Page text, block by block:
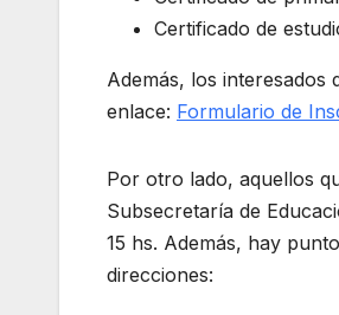
Certificado de
Además, los
enlace: Formulario de
Por otro lado, aquellos
Subsecretaría de
15 hs. Además, hay
direcciones: